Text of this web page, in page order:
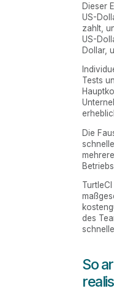
Dieser
US-
zahlt,
US-
Dollar,
Tests
Die
des
So